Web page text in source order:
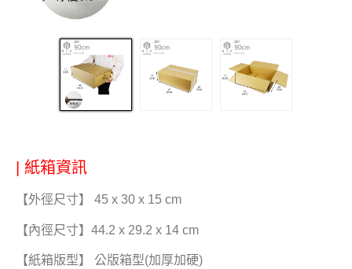
| 紙箱資訊
【外徑尺寸】 45 x 30 x 15 cm
【內徑尺寸】44.2 x 29.2 x 14 cm
【紙箱版型】 公版箱型(加厚加硬)